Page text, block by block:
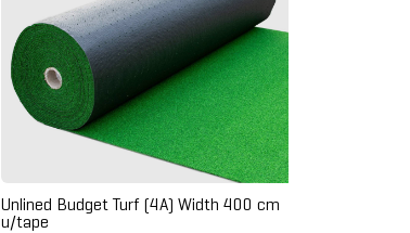
Unlined Budget Turf (4A) Width 400 cm
u/tape